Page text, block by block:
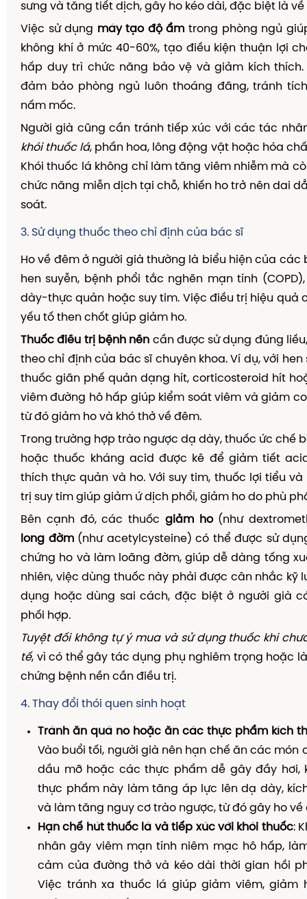
sưng và tăng tiết dịch, gây ho kéo dài, đặc biệt là về
Việc sử dụng máy tạo độ ẩm trong phòng ngủ
không khí ở mức 40-60%, tạo điều kiện thuận lợi
hấp duy trì chức năng bảo vệ và giảm kích
đảm bảo phòng ngủ luôn thoáng đãng, tránh
nấm mốc.
Người già cũng cần tránh tiếp xúc với các tác
khói thuốc lá, phấn hoa, lông động vật hoặc hóa
Khói thuốc lá không chỉ làm tăng viêm nhiễm mà
chức năng miễn dịch tại chỗ, khiến ho trở nên dai
soát.
3. Sử dụng thuốc theo chỉ định của bác sĩ
Ho về đêm ở người già thường là biểu hiện của các
hen suyễn, bệnh phổi tắc nghẽn mạn tính
dày-thực quản hoặc suy tim. Việc điều trị hiệu quả
yếu tố then chốt giúp giảm ho.
Thuốc điều trị bệnh nền cần được sử dụng đúng
theo chỉ định của bác sĩ chuyên khoa. Ví dụ, với hen
thuốc giãn phế quản dạng hít, corticosteroid hít
viêm đường hô hấp giúp kiểm soát viêm và giảm
từ đó giảm ho và khó thở về đêm.
Trong trường hợp trào ngược dạ dày, thuốc ức chế
hoặc thuốc kháng acid được kê để giảm tiết
thích thực quản và ho. Với suy tim, thuốc lợi tiểu
trị suy tim giúp giảm ứ dịch phổi, giảm ho do phù
Bên cạnh đó, các thuốc giảm ho(như
long đờm(như acetylcysteine) có thể được sử
chứng ho và làm loãng đờm, giúp dễ dàng tống
nhiên, việc dùng thuốc này phải được cân nhắc kỹ
dụng hoặc dùng sai cách, đặc biệt ở người già
phối hợp.
Tuyệt đối không tự ý mua và sử dụng thuốc khi
tế, vì có thể gây tác dụng phụ nghiêm trọng hoặc
chứng bệnh nền cần điều trị.
4. Thay đổi thói quen sinh hoạt
Tránh ăn quá no hoặc ăn các thực phẩm kích
Vào buổi tối, người già nên hạn chế ăn các món
dầu mỡ hoặc các thực phẩm dễ gây đầy hơi,
thực phẩm này làm tăng áp lực lên dạ dày,
và làm tăng nguy cơ trào ngược, từ đó gây ho về
Hạn chế hút thuốc lá và tiếp xúc với khói thuốc:
nhân gây viêm mạn tính niêm mạc hô hấp,
cảm của đường thở và kéo dài thời gian hồi
Việc tránh xa thuốc lá giúp giảm viêm, giảm